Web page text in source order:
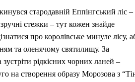
стародавній Еппінгський ліс –
стежки – тут кожен знайде
про королівське минуле лісу,
та оленячому святилищу. За
рідкісних чорних ланей –
на створення образу Морозова з